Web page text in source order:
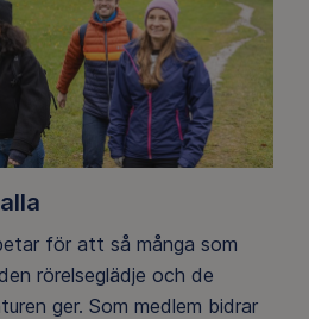
för att så många som
rörelseglädje och de
ger. Som medlem bidrar